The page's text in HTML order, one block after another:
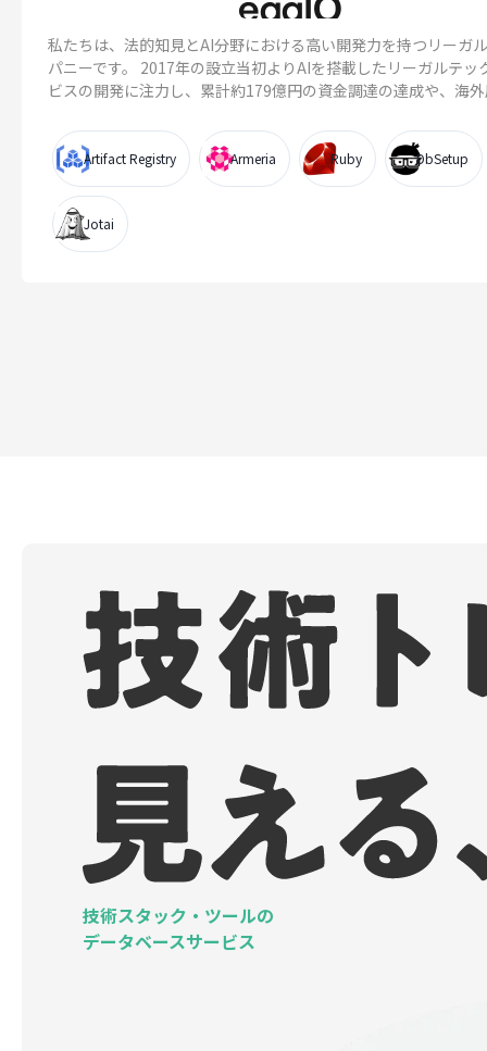
私たちは、法的知見とAI分野における高い開発力を持つリーガ
パニーです。 2017年の設立当初よりAIを搭載したリーガルテッ
ビスの開発に注力し、累計約179億円の資金調達の達成や、海外
Artifact Registry Armeria Ruby DbSetup
Jotai
技術スタック・ツールの
データベースサービス